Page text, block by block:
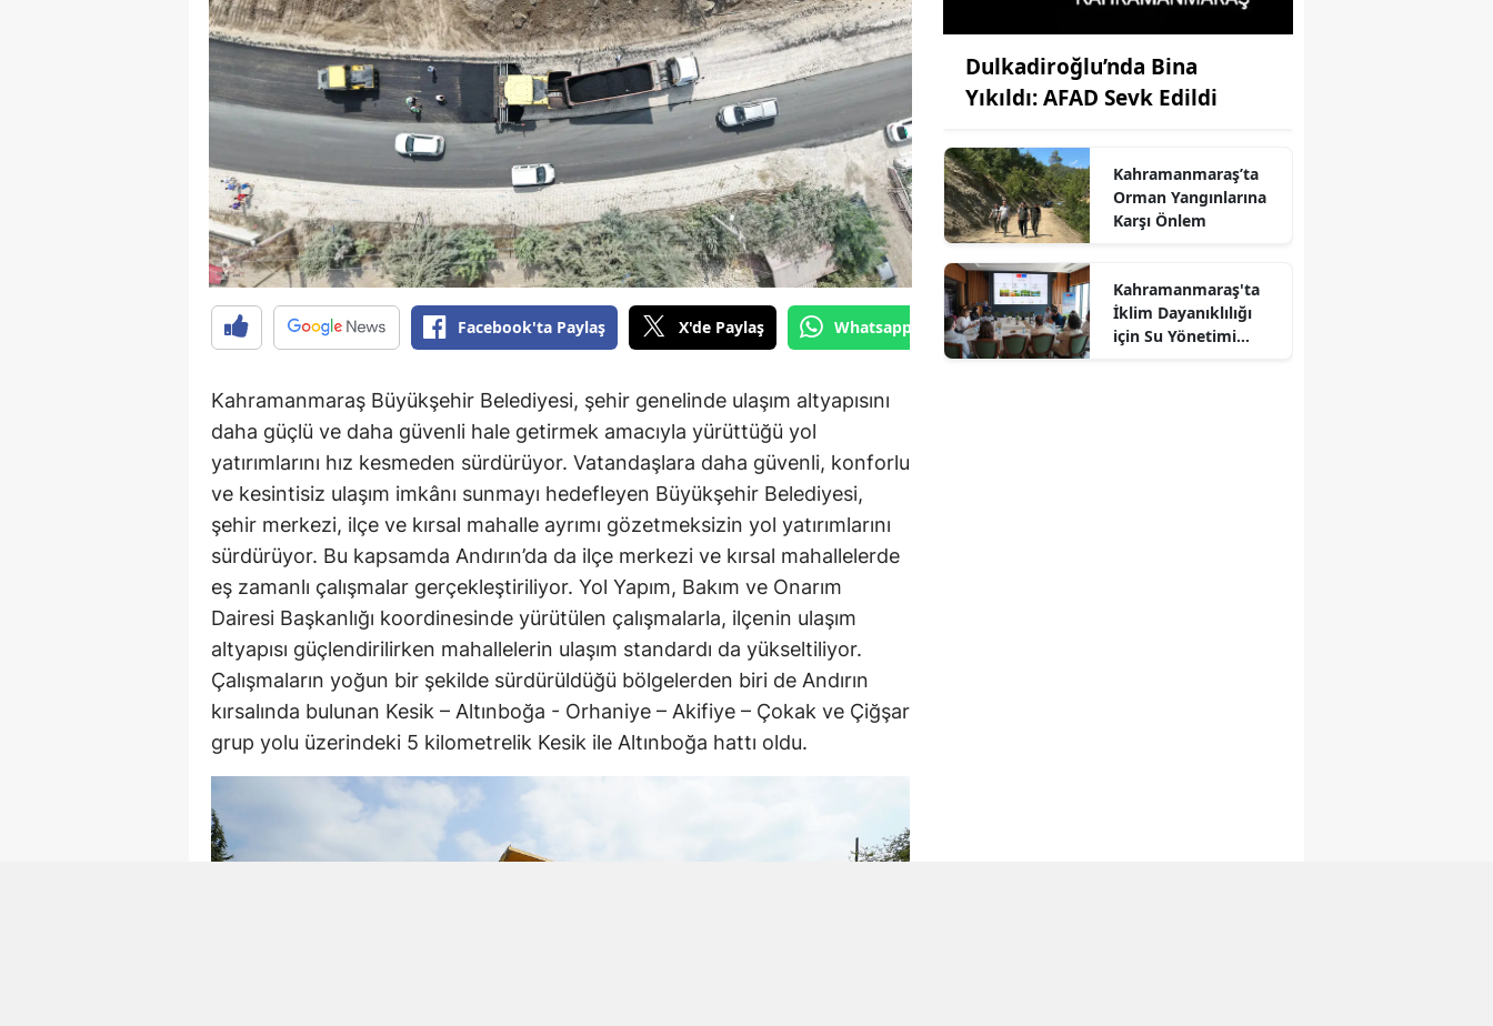
Facebook'ta Paylaş X'de Paylaş Whatsapp'tan Gönder
Kahramanmaraş Büyükşehir Belediyesi, şehir genelinde ulaşım altyapısını
daha güçlü ve daha güvenli hale getirmek amacıyla yürüttüğü yol
yatırımlarını hız kesmeden sürdürüyor. Vatandaşlara daha güvenli, konforlu
ve kesintisiz ulaşım imkânı sunmayı hedefleyen Büyükşehir Belediyesi,
şehir merkezi, ilçe ve kırsal mahalle ayrımı gözetmeksizin yol yatırımlarını
sürdürüyor. Bu kapsamda Andırın’da da ilçe merkezi ve kırsal mahallelerde
eş zamanlı çalışmalar gerçekleştiriliyor. Yol Yapım, Bakım ve Onarım
Dairesi Başkanlığı koordinesinde yürütülen çalışmalarla, ilçenin ulaşım
altyapısı güçlendirilirken mahallelerin ulaşım standardı da yükseltiliyor.
Çalışmaların yoğun bir şekilde sürdürüldüğü bölgelerden biri de Andırın
kırsalında bulunan Kesik – Altınboğa - Orhaniye – Akifiye – Çokak ve Çiğşar
grup yolu üzerindeki 5 kilometrelik Kesik ile Altınboğa hattı oldu.
Dulkadiroğlu’nda Bina
Yıkıldı: AFAD Sevk Edildi
Kahramanmaraş’ta
Orman Yangınlarına
Karşı Önlem
Kahramanmaraş'ta
İklim Dayanıklılığı
için Su Yönetimi